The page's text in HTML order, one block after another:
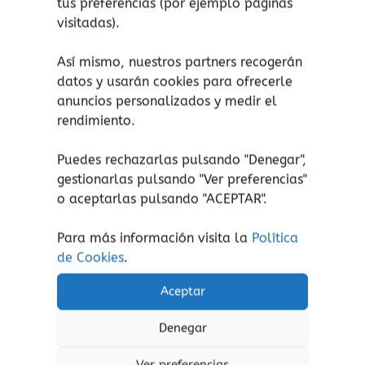
visitadas).
Así mismo, nuestros partners recogerán
datos y usarán cookies para ofrecerle
anuncios personalizados y medir el
rendimiento.
Puedes rechazarlas pulsando "Denegar",
gestionarlas pulsando "Ver preferencias"
o aceptarlas pulsando "ACEPTAR".
Para más información visita la Política
de Cookies.
Aceptar
Denegar
Están feitos con materiais agarimosos,
de sintéticos, garantindo seguridade e confort
en todas as pezas. Pezas suaves, sostibles e
seguras, pensadas para acompañar cada
descubrimento do bebé coa tranquilidade de
Características da bóla sensorial de Miudiño:
nacemento.
Material principal: algodón 100% con
certificado GOTS.
Recheo: lá natural de ovella.